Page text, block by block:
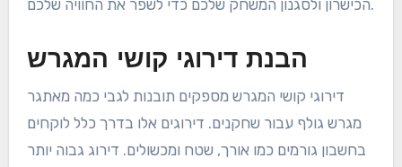
הכישרון ולסגנון המשחק שלכם כדי לשפר את החוויה שלכם.
הבנת דירוגי קושי המגרש
דירוגי קושי המגרש מספקים תובנות לגבי כמה מאתגר
מגרש גולף עבור שחקנים. דירוגים אלו בדרך כלל לוקחים
בחשבון גורמים כמו אורך, שטח ומכשולים. דירוג גבוה יותר